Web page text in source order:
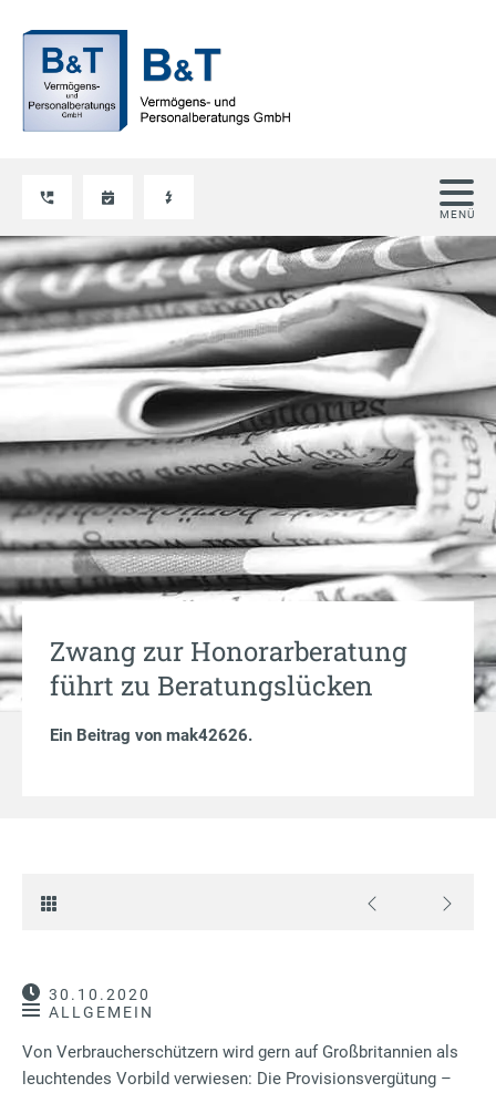
Zwang zur Honorarberatung
führt zu Beratungslücken
Ein Beitrag von mak42626.
30.10.2020
ALLGEMEIN
Von Verbraucherschützern wird gern auf Großbritannien als
leuchtendes Vorbild verwiesen: Die Provisionsvergütung –